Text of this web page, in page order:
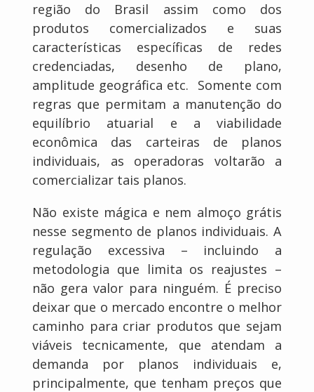
região do Brasil assim como dos
produtos comercializados e suas
características específicas de redes
credenciadas, desenho de plano,
amplitude geográfica etc. Somente com
regras que permitam a manutenção do
equilíbrio atuarial e a viabilidade
econômica das carteiras de planos
individuais, as operadoras voltarão a
comercializar tais planos.
Não existe mágica e nem almoço grátis
nesse segmento de planos individuais. A
regulação excessiva – incluindo a
metodologia que limita os reajustes –
não gera valor para ninguém. É preciso
deixar que o mercado encontre o melhor
caminho para criar produtos que sejam
viáveis tecnicamente, que atendam a
demanda por planos individuais e,
principalmente, que tenham preços que